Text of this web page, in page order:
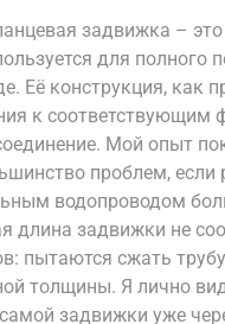
задвижка –
для полного
Её конструкция, как
к соответствующим
Мой опыт
проблем,
водопроводом
длина задвижки не
пытаются сжать
толщины. Я лично
задвижки уже